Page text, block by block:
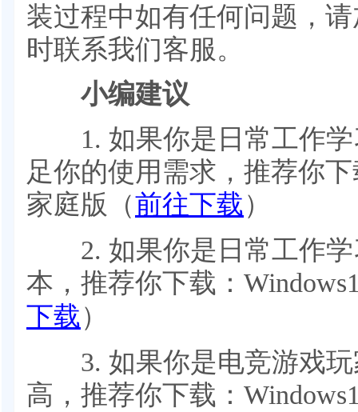
装过程中如有任何问题，
时联系我们客服。
小编建议
1. 如果你是日常工作学
足你的使用需求，推荐你
家庭版（前往下载）
2. 如果你是日常工作学
本，推荐你下载：
下载）
3. 如果你是电竞游戏玩
高，推荐你下载：